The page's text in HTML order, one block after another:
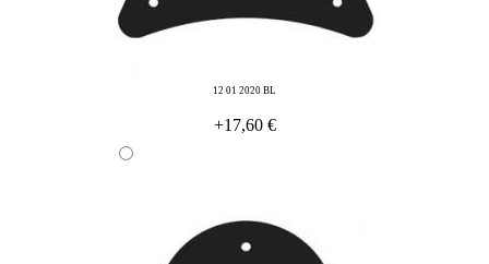
12 01 2020 BL
+17,60 €